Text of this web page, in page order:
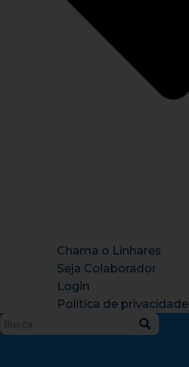
Chama o Linhares
Seja Colaborador
Login
Política de privacidade